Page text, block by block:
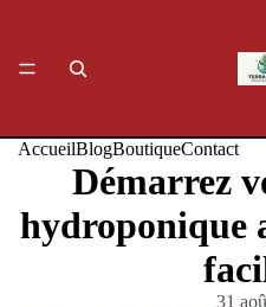
AccueilBlogBoutiqueContact
Démarrez
hydroponique
31